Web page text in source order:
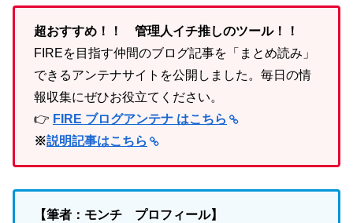
超おすすめ！！ 管理人イチ推しのツール！！
FIREを目指す仲間のブログ記事を「まとめ読み」
できるアンテナサイトを公開しました。毎日の情
報収集にぜひお役立てください。
👉 FIRE ブログアンテナ はこちら
※説明記事はこちら
【筆者：モンチ プロフィール】